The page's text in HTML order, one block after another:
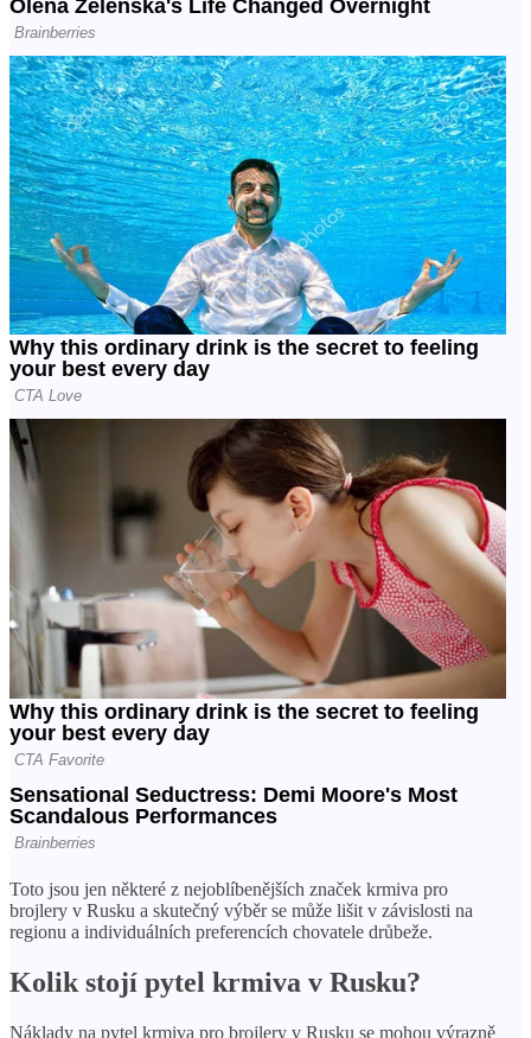
Toto jsou jen některé z nejoblíbenějších značek krmiva pro
brojlery v Rusku a skutečný výběr se může lišit v závislosti na
regionu a individuálních preferencích chovatele drůbeže.
Kolik stojí pytel krmiva v Rusku?
Náklady na pytel krmiva pro brojlery v Rusku se mohou výrazně